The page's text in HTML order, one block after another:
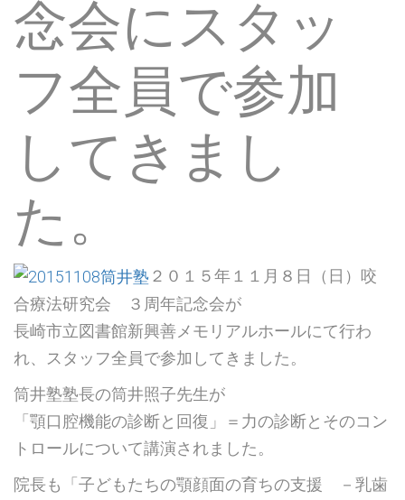
念会にスタッ
フ全員で参加
してきまし
た。
２０１５年１１月８日（日）咬
合療法研究会 ３周年記念会が
長崎市立図書館新興善メモリアルホールにて行わ
れ、スタッフ全員で参加してきました。
筒井塾塾長の筒井照子先生が
「顎口腔機能の診断と回復」＝力の診断とそのコン
トロールについて講演されました。
院長も「子どもたちの顎顔面の育ちの支援 －乳歯